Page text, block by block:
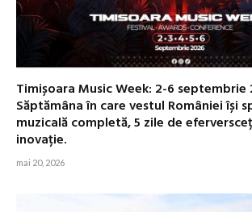
Timișoara Music Week: 2-6 septembrie
Săptămâna în care vestul României își
muzicală completă, 5 zile de
inovație.
mai 20, 2026